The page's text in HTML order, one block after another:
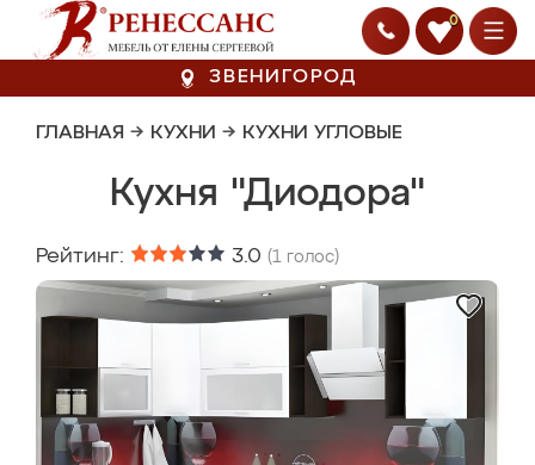
0
ЗВЕНИГОРОД
ГЛАВНАЯ → КУХНИ → КУХНИ УГЛОВЫЕ
Кухня "Диодора"
Рейтинг: 3.0 (1 голос)